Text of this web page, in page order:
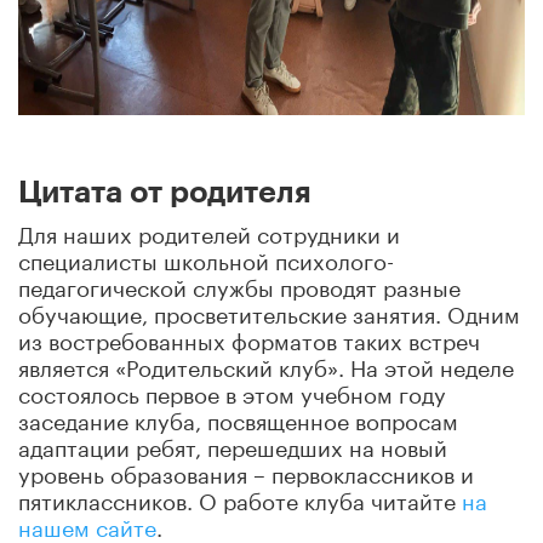
Цитата от родителя
Для наших родителей сотрудники и
специалисты школьной психолого-
педагогической службы проводят разные
обучающие, просветительские занятия. Одним
из востребованных форматов таких встреч
является «Родительский клуб». На этой неделе
состоялось первое в этом учебном году
заседание клуба, посвященное вопросам
адаптации ребят, перешедших на новый
уровень образования – первоклассников и
пятиклассников. О работе клуба читайте на
нашем сайте